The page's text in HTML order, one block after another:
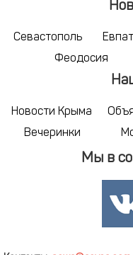
Севастополь
Феодосия
Новости Крыма
Вечеринки
Мы в